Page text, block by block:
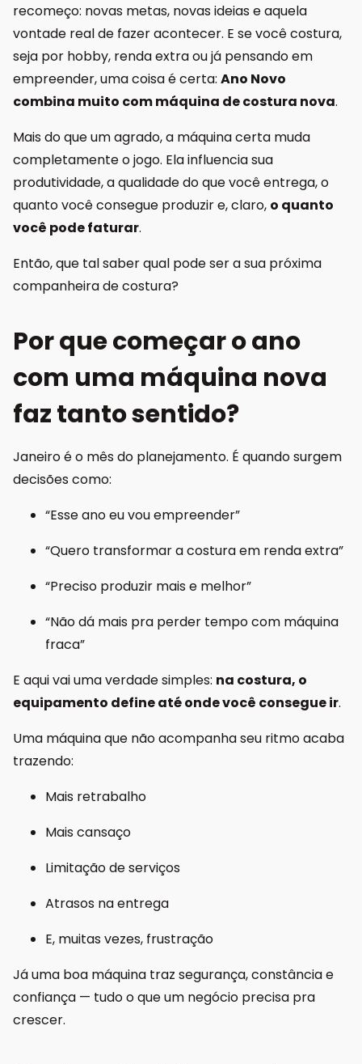
recomeço: novas metas, novas ideias e aquela
vontade real de fazer acontecer. E se você costura,
seja por hobby, renda extra ou já pensando em
empreender, uma coisa é certa: Ano Novo
combina muito com máquina de costura nova.
Mais do que um agrado, a máquina certa muda
completamente o jogo. Ela influencia sua
produtividade, a qualidade do que você entrega, o
quanto você consegue produzir e, claro, o quanto
você pode faturar.
Então, que tal saber qual pode ser a sua próxima
companheira de costura?
Por que começar o ano
com uma máquina nova
faz tanto sentido?
Janeiro é o mês do planejamento. É quando surgem
decisões como:
“Esse ano eu vou empreender”
“Quero transformar a costura em renda extra”
“Preciso produzir mais e melhor”
“Não dá mais pra perder tempo com máquina
fraca”
E aqui vai uma verdade simples: na costura, o
equipamento define até onde você consegue ir.
Uma máquina que não acompanha seu ritmo acaba
trazendo:
Mais retrabalho
Mais cansaço
Limitação de serviços
Atrasos na entrega
E, muitas vezes, frustração
Já uma boa máquina traz segurança, constância e
confiança — tudo o que um negócio precisa pra
crescer.